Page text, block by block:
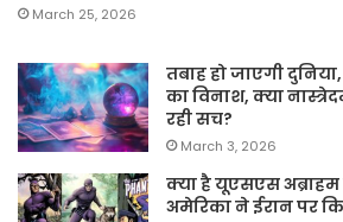
March 25, 2026
तबाह हो जाएगी
का विनाश, क्या
रही सच?
March 3, 2026
क्या है यूएसएस
अमेरिका ने ईरान पर